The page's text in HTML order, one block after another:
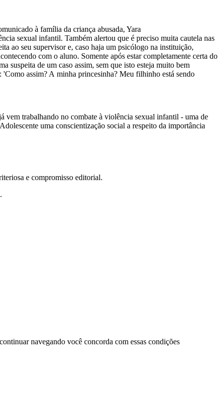
à família da criança abusada, Yara
sexual infantil. Também alertou que é preciso muita cautela nas
ao seu supervisor e, caso haja um psicólogo na instituição,
com o aluno. Somente após estar completamente certa do
suspeita de um caso assim, sem que isto esteja muito bem
'Como assim? A minha princesinha? Meu filhinho está sendo
vem trabalhando no combate à violência sexual infantil - uma de
uma conscientização social a respeito da importância
e compromisso editorial.
navegando você concorda com essas condições